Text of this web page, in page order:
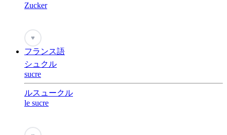
Zucker
♥
フランス語
シュクル
sucre
ルスュークル
le sucre